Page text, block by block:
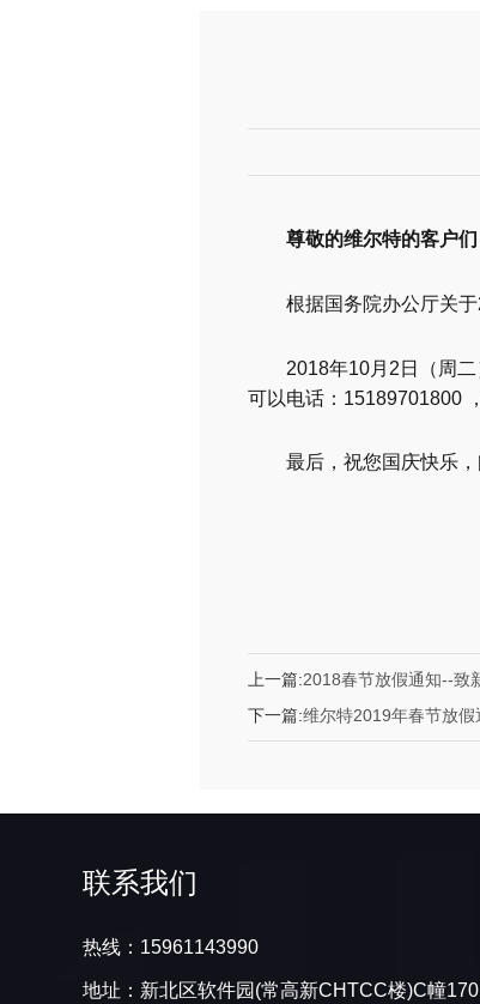
尊敬的维尔特的客户们
根据国务院办公厅关
2018年10月2日（周
可以电话：15189701800
最后，祝您国庆快乐，
上一篇:2018春节放假通知--致
下一篇:维尔特2019年春节放假
联系我们
热线：15961143990
地址：新北区软件园(常高新CHTCC楼)C幢